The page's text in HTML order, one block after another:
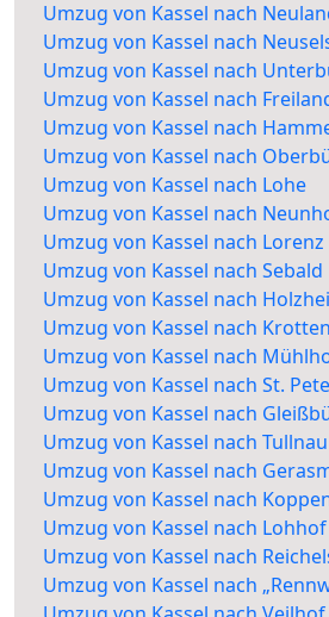
Umzug von Kassel nach
Umzug von Kassel nach
Umzug von Kassel nach
Umzug von Kassel nach
Umzug von Kassel nach
Umzug von Kassel nach
Umzug von Kassel nach Lohe
Umzug von Kassel nach
Umzug von Kassel nach Lorenz
Umzug von Kassel nach Sebald
Umzug von Kassel nach
Umzug von Kassel nach
Umzug von Kassel nach
Umzug von Kassel nach St.
Umzug von Kassel nach
Umzug von Kassel nach Tullnau
Umzug von Kassel nach
Umzug von Kassel nach
Umzug von Kassel nach Lohhof
Umzug von Kassel nach
Umzug von Kassel nach